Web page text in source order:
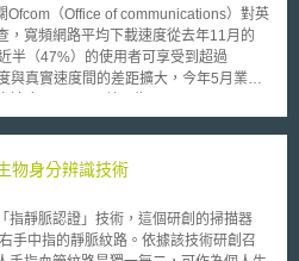
）頒布以來，風電與光電所增加的發電
（2） 歐盟已降低對於俄
加了從挪威和美國等可靠合作夥伴的進
羅斯天然氣借道輸送至歐洲後，波羅的海
會氣候基金等支持；而為持續增強能源安
術的發展，加強與工業界的合作，並妥善
（Office of communications）對英
，寬頻網路平均下載速度從去年11月的
半（47%）的使用者可享受到超過
真實速度間的差距擴大，今年5月業者
速度6.2Mbit/s，差距為7.6Mbit/s。上述
。因此大多數業者所宣稱的20Mbit/s下
度自律規則（Voluntary Code of
，為業者自願加入。除提供消費者「典型
TSR）資訊外，若消費者可使用速
物身分辨識技術
靜脈認證」技術，這個研創的掃描器
手中指的靜脈紋路。依據該技術研創召